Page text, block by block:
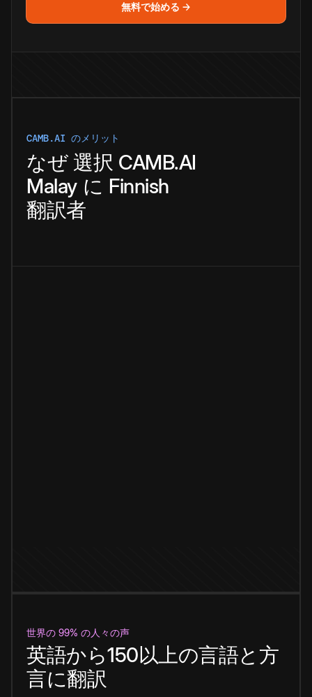
無料で始める →
CAMB.AI のメリット
なぜ 選択 CAMB.AI
Malay に Finnish
翻訳者
世界の 99% の人々の声
英語から150以上の言語と方
言に翻訳